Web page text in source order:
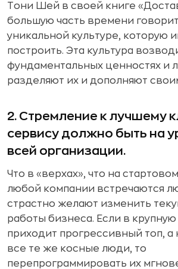
Тони Шей в своей книге
большую часть времени
уникальной культуре, которую
построить. Эта культура
фундаментальных ценностях и
разделяют их и дополняют
2. Стремление к лучшему
сервису должно быть на
всей организации.
Что в «верхах», что на
любой компании встречаются
страстно желают изменить
работы бизнеса. Если в
приходит прогрессивный топ, а
все те же косные люди, то
перепрограммировать их